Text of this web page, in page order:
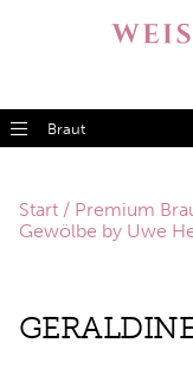
Braut
Start / Premium
Gewölbe by Uwe